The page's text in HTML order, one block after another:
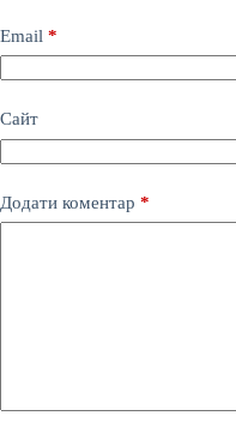
Email *
Сайт
Додати коментар *